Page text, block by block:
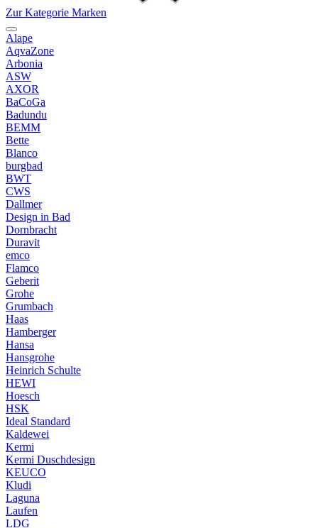
Zur Kategorie Marken
Alape
AqvaZone
Arbonia
ASW
AXOR
BaCoGa
Badundu
BEMM
Bette
Blanco
burgbad
BWT
CWS
Dallmer
Design in Bad
Dornbracht
Duravit
emco
Flamco
Geberit
Grohe
Grumbach
Haas
Hamberger
Hansa
Hansgrohe
Heinrich Schulte
HEWI
Hoesch
HSK
Ideal Standard
Kaldewei
Kermi
Kermi Duschdesign
KEUCO
Kludi
Laguna
Laufen
LDG